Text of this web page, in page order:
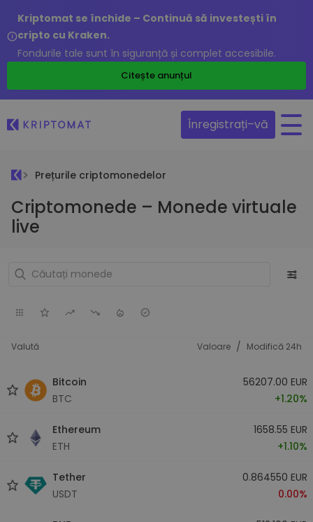
Kriptomat se închide – Continuă să investești în
cripto cu Kraken.
Fondurile tale sunt în siguranță și complet accesibile.
Citește anunțul
Înregistrați–vă
Prețurile criptomonedelor
Criptomonede – Monede virtuale
live
Valută Valoare / Modifică 24h
Bitcoin
BTC
56207.00 EUR
+1.20%
Ethereum
ETH
1658.55 EUR
+1.10%
Tether
USDT
0.864550 EUR
0.00%